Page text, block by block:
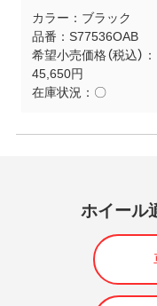
カラー： ブラック
品番： S77536OAB
希望小売価格（税込）：
45,650円
在庫状況： 〇
ホイール